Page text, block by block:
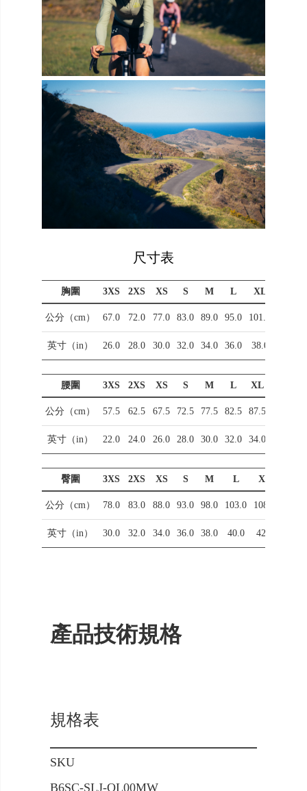
尺寸表
胸圍 3XS 2XS XS S M L XL
公分（cm） 67.0 72.0 77.0 83.0 89.0 95.0 101.0
英寸（in） 26.0 28.0 30.0 32.0 34.0 36.0 38.0
腰圍 3XS 2XS XS S M L XL
公分（cm） 57.5 62.5 67.5 72.5 77.5 82.5 87.5
英寸（in） 22.0 24.0 26.0 28.0 30.0 32.0 34.0
臀圍 3XS 2XS XS S M L XL
公分（cm） 78.0 83.0 88.0 93.0 98.0 103.0 108.0
英寸（in） 30.0 32.0 34.0 36.0 38.0 40.0 42.0
產品技術規格
規格表
SKU
B6SC-SLJ-OL00MW